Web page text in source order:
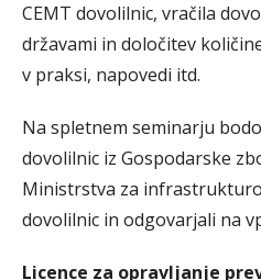
CEMT dovolilnic, vračila
državami in določitev
v praksi, napovedi itd.
Na spletnem seminarju
dovolilnic iz Gospodarske
Ministrstva za
dovolilnic in odgovarjali na
Licence za opravljanje